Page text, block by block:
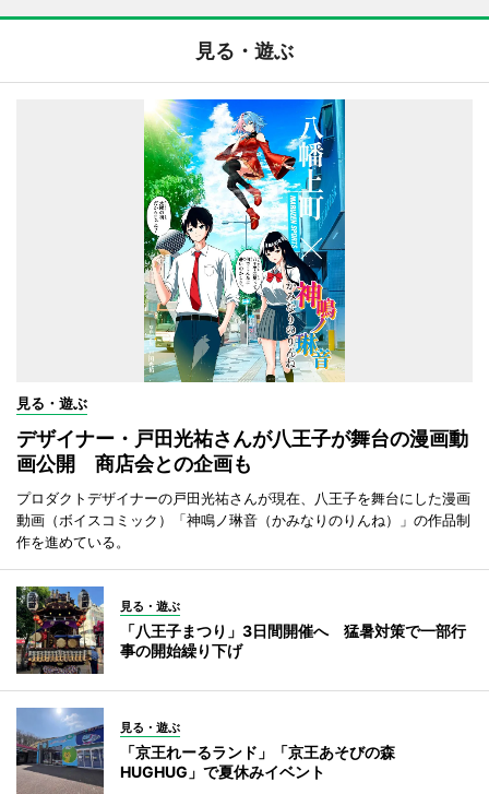
見る・遊ぶ
見る・遊ぶ
デザイナー・戸田光祐さんが八王子が舞台の漫画動
画公開 商店会との企画も
プロダクトデザイナーの戸田光祐さんが現在、八王子を舞台にした漫画
動画（ボイスコミック）「神鳴ノ琳音（かみなりのりんね）」の作品制
作を進めている。
見る・遊ぶ
「八王子まつり」3日間開催へ 猛暑対策で一部行
事の開始繰り下げ
見る・遊ぶ
「京王れーるランド」「京王あそびの森
HUGHUG」で夏休みイベント